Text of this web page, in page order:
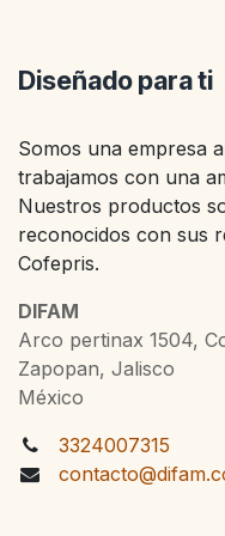
Diseñado para ti
Somos una empresa
trabajamos con una
Nuestros productos
reconocidos con sus
Cofepris.
DIFAM
Arco pertinax 1504,
Zapopan, Jalisco
México
3324007315